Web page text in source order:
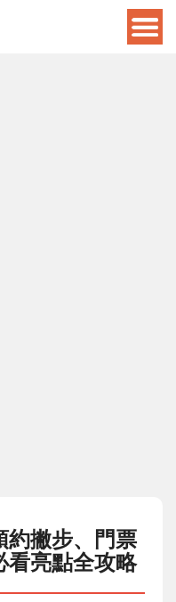
約撇步、門票
看亮點全攻略